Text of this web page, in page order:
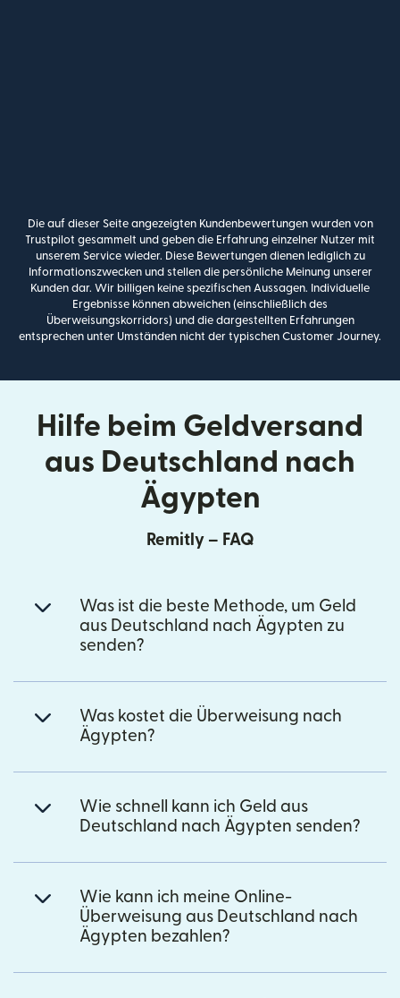
Die auf dieser Seite angezeigten Kundenbewertungen wurden von
Trustpilot gesammelt und geben die Erfahrung einzelner Nutzer mit
unserem Service wieder. Diese Bewertungen dienen lediglich zu
Informationszwecken und stellen die persönliche Meinung unserer
Kunden dar. Wir billigen keine spezifischen Aussagen. Individuelle
Ergebnisse können abweichen (einschließlich des
Überweisungskorridors) und die dargestellten Erfahrungen
entsprechen unter Umständen nicht der typischen Customer Journey.
Hilfe beim Geldversand
aus Deutschland nach
Ägypten
Remitly – FAQ
Was ist die beste Methode, um Geld
aus Deutschland nach Ägypten zu
senden?
Was kostet die Überweisung nach
Ägypten?
Wie schnell kann ich Geld aus
Deutschland nach Ägypten senden?
Wie kann ich meine Online-
Überweisung aus Deutschland nach
Ägypten bezahlen?